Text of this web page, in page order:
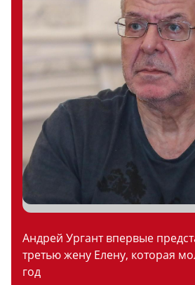
Андрей Ургант впервые
третью жену Елену, которая
год